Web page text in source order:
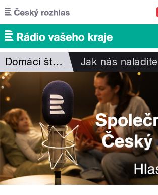
Přejít k hlavnímu obsahu
Domácí štěstí I. Hüttnerové Jak nás naladíte